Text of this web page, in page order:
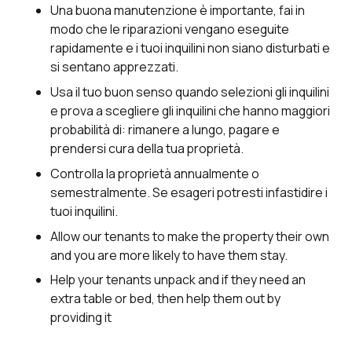
Una buona manutenzione è importante, fai in
modo che le riparazioni vengano eseguite
rapidamente e i tuoi inquilini non siano disturbati e
si sentano apprezzati.
Usa il tuo buon senso quando selezioni gli inquilini
e prova a scegliere gli inquilini che hanno maggiori
probabilità di: rimanere a lungo, pagare e
prendersi cura della tua proprietà.
Controlla la proprietà annualmente o
semestralmente. Se esageri potresti infastidire i
tuoi inquilini.
Allow our tenants to make the property their own
and you are more likely to have them stay.
Help your tenants unpack and if they need an
extra table or bed, then help them out by
providing it